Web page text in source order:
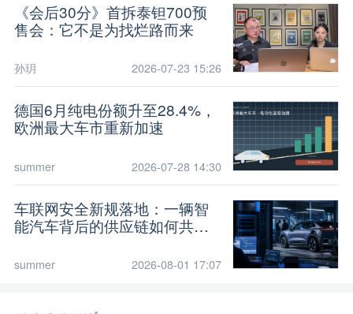
《会后30分》首拆泰钽700预
售会：它不是为找烂路而来
孙玥 2026-07-23 15:26
德国6月纯电份额升至28.4%，
欧洲最大车市重新加速
summer 2026-07-28 14:30
车联网安全新规落地：一辆智
能汽车背后的供应链如何共担
summer 2026-08-01 17:07